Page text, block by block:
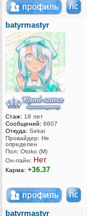
batyrmastyr
Стаж: 18 лет
Сообщений: 6607
Откуда: Sekai
Провайдер: Не
определен
Пол: Otoko (M)
Он-лайн: Нет
Карма: +36.37
batyrmastyr